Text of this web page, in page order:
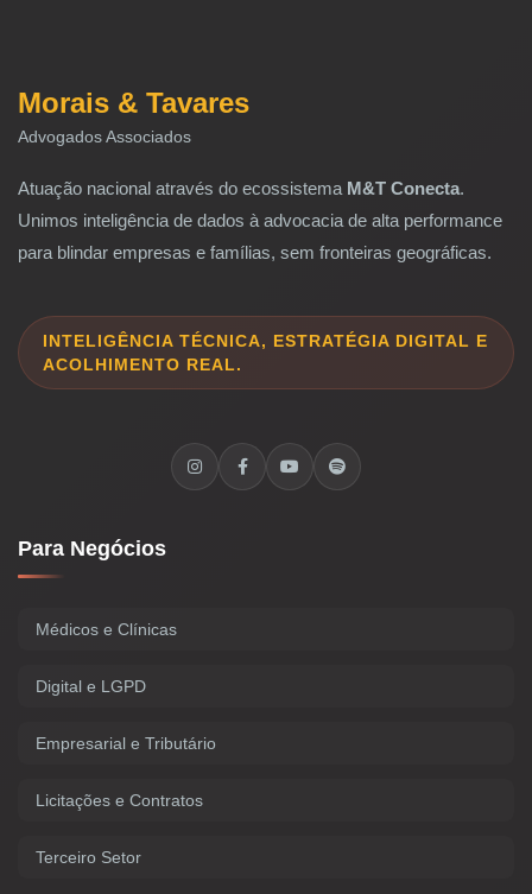
Morais & Tavares
Advogados Associados
Atuação nacional através do ecossistema M&T Conecta.
Unimos inteligência de dados à advocacia de alta performance
para blindar empresas e famílias, sem fronteiras geográficas.
INTELIGÊNCIA TÉCNICA, ESTRATÉGIA DIGITAL E
ACOLHIMENTO REAL.
Para Negócios
Médicos e Clínicas
Digital e LGPD
Empresarial e Tributário
Licitações e Contratos
Terceiro Setor